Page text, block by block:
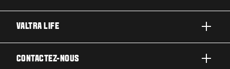
TECHNOLOGIES
VALTRA LIFE
CONTACTEZ-NOUS